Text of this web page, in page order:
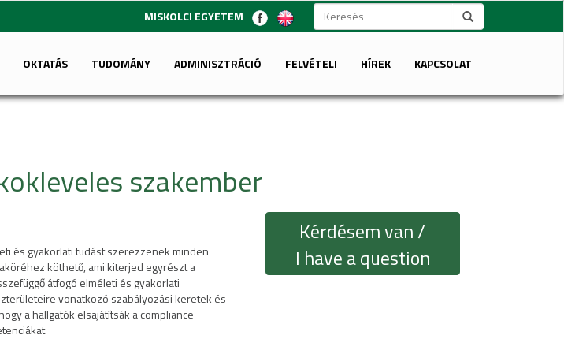
MISKOLCI EGYETEM
OKTATÁS TUDOMÁNY ADMINISZTRÁCIÓ FELVÉTELI HÍREK KAPCSOLAT
szakember
és gyakorlati tudást szerezzenek minden
köthető, ami kiterjed egyrészt a
átfogó elméleti és gyakorlati
vonatkozó szabályozási keretek és
a hallgatók elsajátítsák a compliance
Kérdésem van /
I have a question